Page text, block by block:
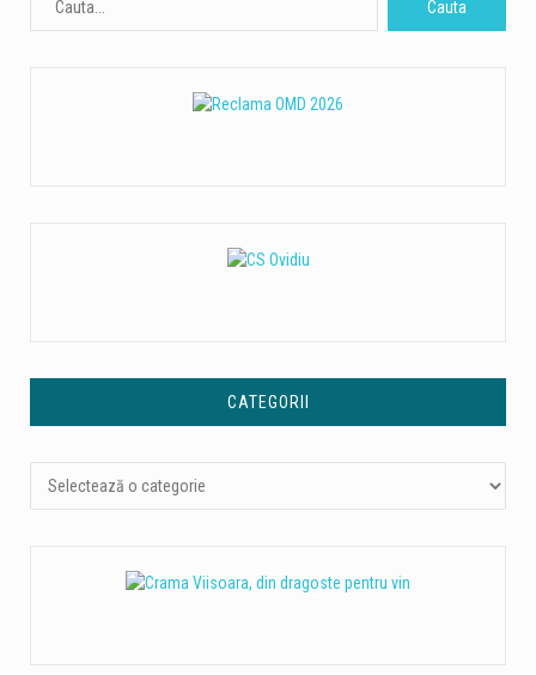
CATEGORII